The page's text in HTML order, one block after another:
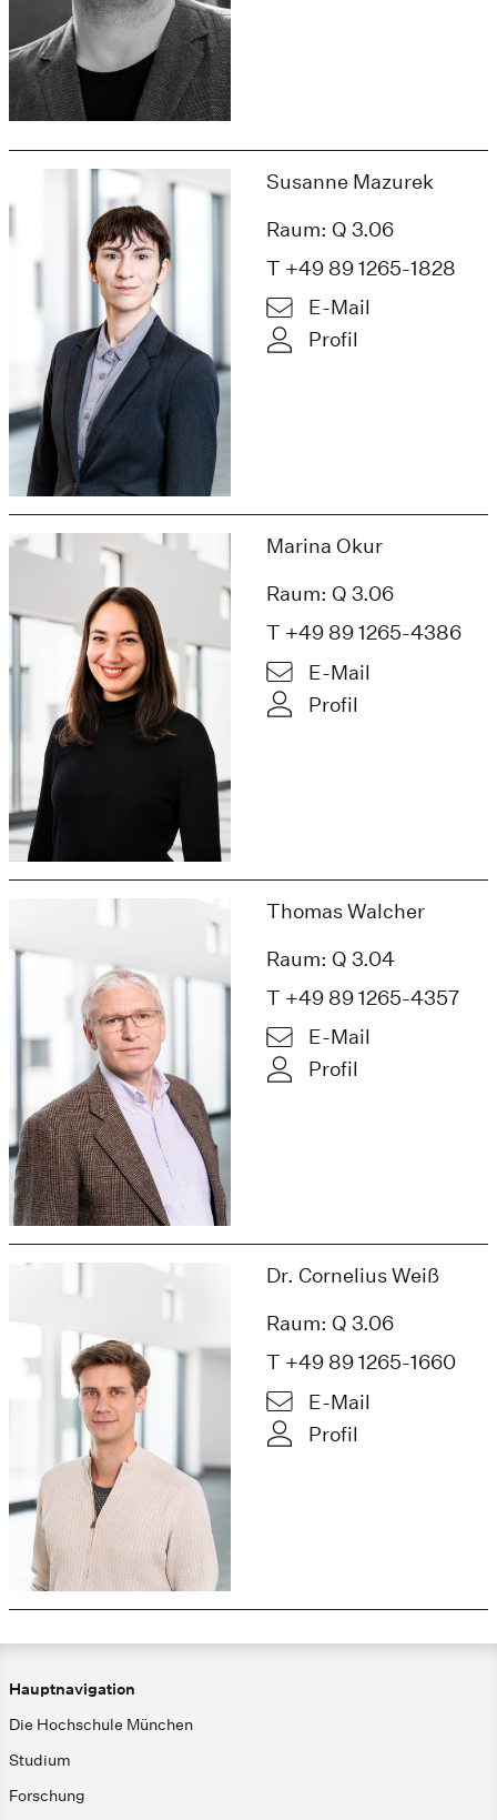
Susanne Mazurek
Raum: Q 3.06
T +49 89 1265-1828
E-Mail
Profil
Marina Okur
Raum: Q 3.06
T +49 89 1265-4386
E-Mail
Profil
Thomas Walcher
Raum: Q 3.04
T +49 89 1265-4357
E-Mail
Profil
Dr. Cornelius Weiß
Raum: Q 3.06
T +49 89 1265-1660
E-Mail
Profil
Hauptnavigation
Die Hochschule München
Studium
Forschung